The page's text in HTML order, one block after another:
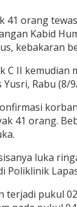
41 orang
Kabid
kebakaran
C II kemudian
Rabu (8/
41 orang.
luka
Poliklinik
terjadi pukul